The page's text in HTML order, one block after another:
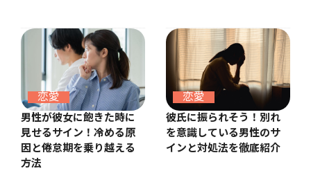
恋愛
男性が彼女に飽きた時に
見せるサイン！冷める原
因と倦怠期を乗り越える
方法
恋愛
彼氏に振られそう！別れ
を意識している男性のサ
インと対処法を徹底紹介